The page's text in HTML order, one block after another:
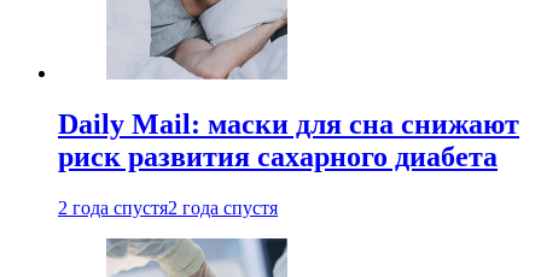
Daily Mail: маски для сна снижают
риск развития сахарного диабета
2 года спустя2 года спустя